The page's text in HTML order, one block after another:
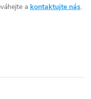
a kontaktujte nás.